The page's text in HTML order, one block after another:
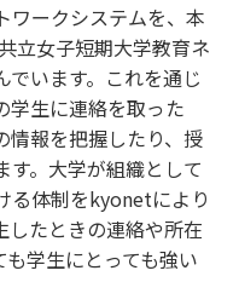
ークシステムを、本
立女子短期大学教育ネ
でいます。これを通じ
学生に連絡を取った
情報を把握したり、授
す。大学が組織として
る体制をkyonetにより
したときの連絡や所在
学生にとっても強い